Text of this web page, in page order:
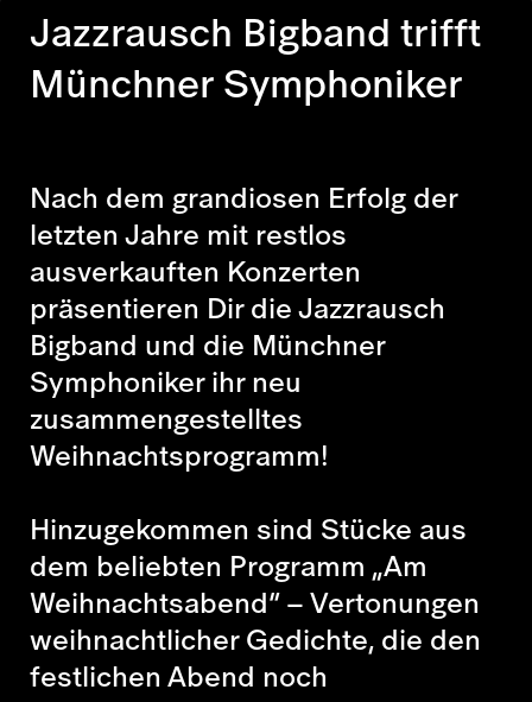
Jazzrausch Bigband trifft
Münchner Symphoniker
Nach dem grandiosen Erfolg der
letzten Jahre mit restlos
ausverkauften Konzerten
präsentieren Dir die Jazzrausch
Bigband und die Münchner
Symphoniker ihr neu
zusammengestelltes
Weihnachtsprogramm!
Hinzugekommen sind Stücke aus
dem beliebten Programm „Am
Weihnachtsabend“ – Vertonungen
weihnachtlicher Gedichte, die den
festlichen Abend noch